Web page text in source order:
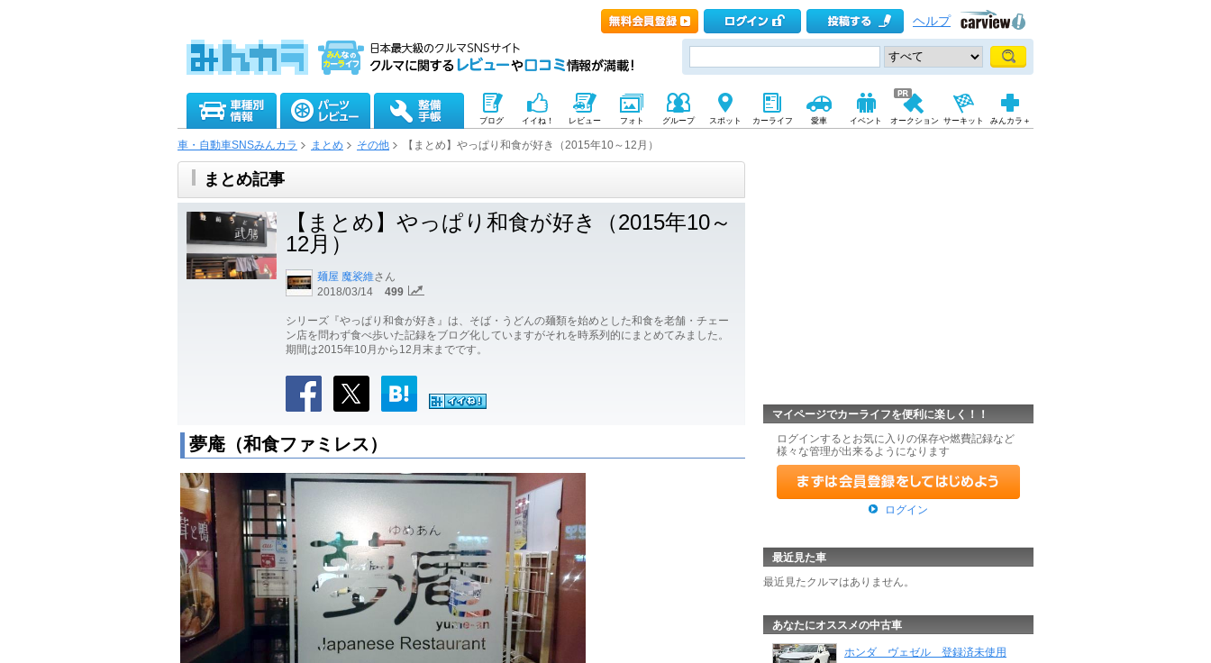
ヘルプ
ブログ イイね！ レビュー フォト グループ スポット カーライフ 愛車 イベント オークション サーキット みんカラ＋
車・自動車SNSみんカラ まとめ その他 【まとめ】やっぱり和食が好き（2015年10～12月）
まとめ記事
【まとめ】やっぱり和食が好き（2015年10～
12月）
麺屋 魔裟維さん
2018/03/14
499
シリーズ『やっぱり和食が好き』は、そば・うどんの麺類を始めとした和食を老舗・チェー
ン店を問わず食べ歩いた記録をブログ化していますがそれを時系列的にまとめてみました。
期間は2015年10月から12月末までです。
夢庵（和食ファミレス）
マイページでカーライフを便利に楽しく！！
ログインするとお気に入りの保存や燃費記録など
様々な管理が出来るようになります
ログイン
最近見た車
最近見たクルマはありません。
あなたにオススメの中古車
ホンダ ヴェゼル 登録済未使用